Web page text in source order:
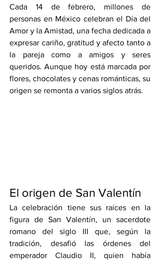
Cada 14 de febrero, millones de
personas en México celebran el Día del
Amor y la Amistad, una fecha dedicada a
expresar cariño, gratitud y afecto tanto a
la pareja como a amigos y seres
queridos. Aunque hoy está marcada por
flores, chocolates y cenas románticas, su
origen se remonta a varios siglos atrás.
El origen de San Valentín
La celebración tiene sus raíces en la
figura de San Valentín, un sacerdote
romano del siglo III que, según la
tradición, desafió las órdenes del
emperador Claudio II, quien había